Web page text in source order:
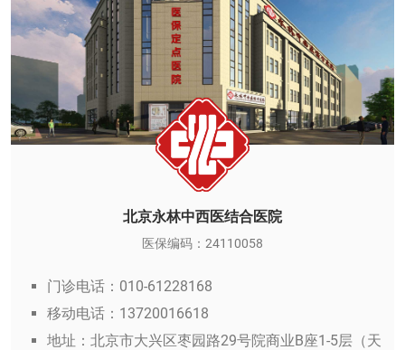
北京永林中西医结合医院
医保编码：24110058
门诊电话：010-61228168
移动电话：13720016618
地址：北京市大兴区枣园路29号院商业B座1-5层（天